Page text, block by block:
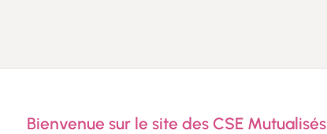
Bienvenue sur le site des CSE Mutualisés